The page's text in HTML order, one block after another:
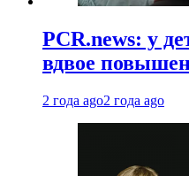
PCR.news: у
вдвое
2 года ago2 года ago